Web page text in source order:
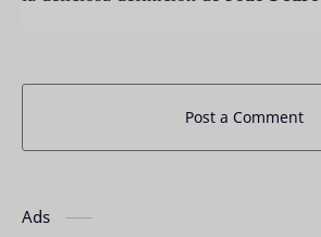
Post a Comment
Ads